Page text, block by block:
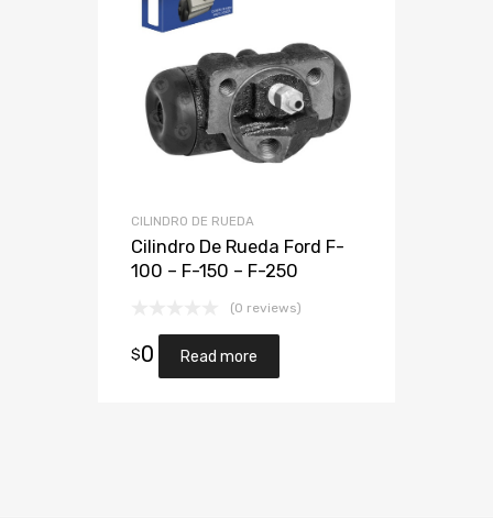
CILINDRO DE RUEDA
Cilindro De Rueda Ford F-
100 – F-150 – F-250
(0 reviews)
$0 Read more